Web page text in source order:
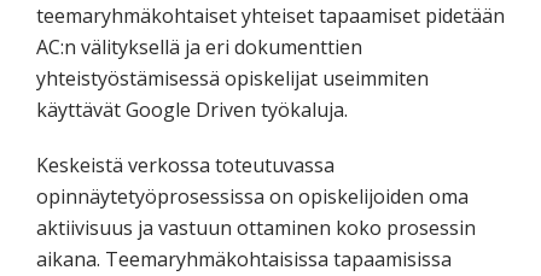
teemaryhmäkohtaiset yhteiset tapaamiset pidetään
AC:n välityksellä ja eri dokumenttien
yhteistyöstämisessä opiskelijat useimmiten
käyttävät Google Driven työkaluja.
Keskeistä verkossa toteutuvassa
opinnäytetyöprosessissa on opiskelijoiden oma
aktiivisuus ja vastuun ottaminen koko prosessin
aikana. Teemaryhmäkohtaisissa tapaamisissa